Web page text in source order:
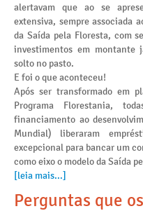
alertavam que ao se
extensiva, sempre associada
da Saída pela Floresta, com
investimentos em montante
solto no pasto.
E foi o que aconteceu!
Após ser transformado em
Programa Florestania,
financiamento ao
Mundial) liberaram
excepcional para bancar um
como eixo o modelo da Saída
[leia mais...]
Perguntas que